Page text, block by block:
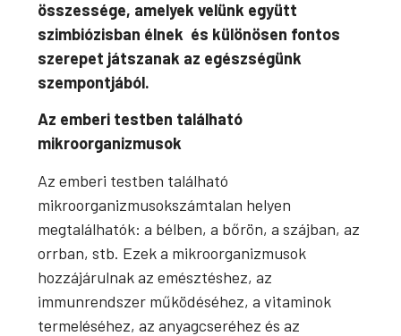
összessége, amelyek velünk együtt
szimbiózisban élnek és különösen fontos
szerepet játszanak az egészségünk
szempontjából.
Az emberi testben található
mikroorganizmusok
Az emberi testben található
mikroorganizmusokszámtalan helyen
megtalálhatók: a bélben, a bőrön, a szájban, az
orrban, stb. Ezek a mikroorganizmusok
hozzájárulnak az emésztéshez, az
immunrendszer működéséhez, a vitaminok
termeléséhez, az anyagcseréhez és az